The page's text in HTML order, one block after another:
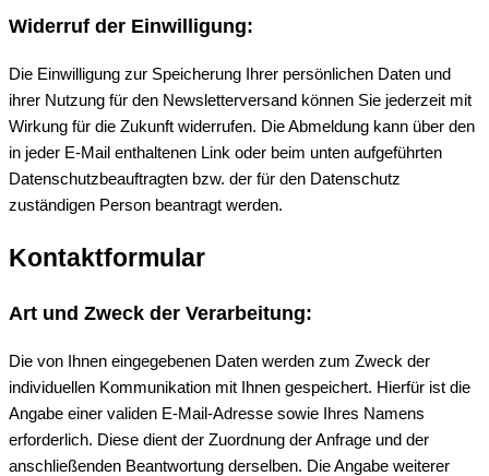
Widerruf der Einwilligung:
Die Einwilligung zur Speicherung Ihrer persönlichen Daten und
ihrer Nutzung für den Newsletterversand können Sie jederzeit mit
Wirkung für die Zukunft widerrufen. Die Abmeldung kann über den
in jeder E-Mail enthaltenen Link oder beim unten aufgeführten
Datenschutzbeauftragten bzw. der für den Datenschutz
zuständigen Person beantragt werden.
Kontaktformular
Art und Zweck der Verarbeitung:
Die von Ihnen eingegebenen Daten werden zum Zweck der
individuellen Kommunikation mit Ihnen gespeichert. Hierfür ist die
Angabe einer validen E-Mail-Adresse sowie Ihres Namens
erforderlich. Diese dient der Zuordnung der Anfrage und der
anschließenden Beantwortung derselben. Die Angabe weiterer